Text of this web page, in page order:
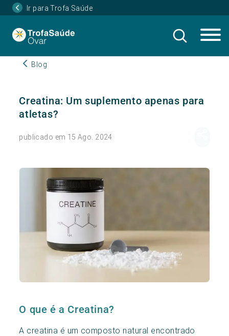
Ir para Trofa Saúde
Blog
Creatina: Um suplemento apenas para
atletas?
publicado em 15 Ago. 2024
O que é a Creatina?
A creatina é um composto natural encontrado